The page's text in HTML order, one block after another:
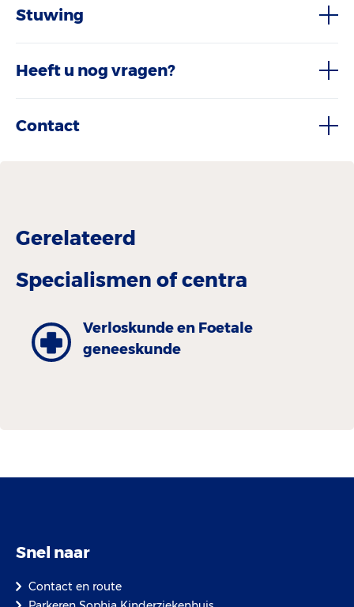
Stuwing
Heeft u nog vragen?
Contact
Gerelateerd
Specialismen of centra
Verloskunde en Foetale
geneeskunde
Snel naar
Contact en route